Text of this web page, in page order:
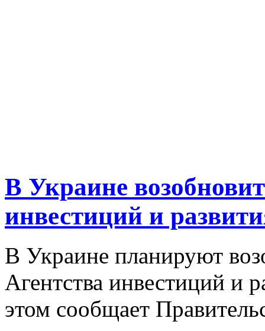
В Украине
инвестиций и
В Украине планируют
Агентства инвестиций и
этом сообщает